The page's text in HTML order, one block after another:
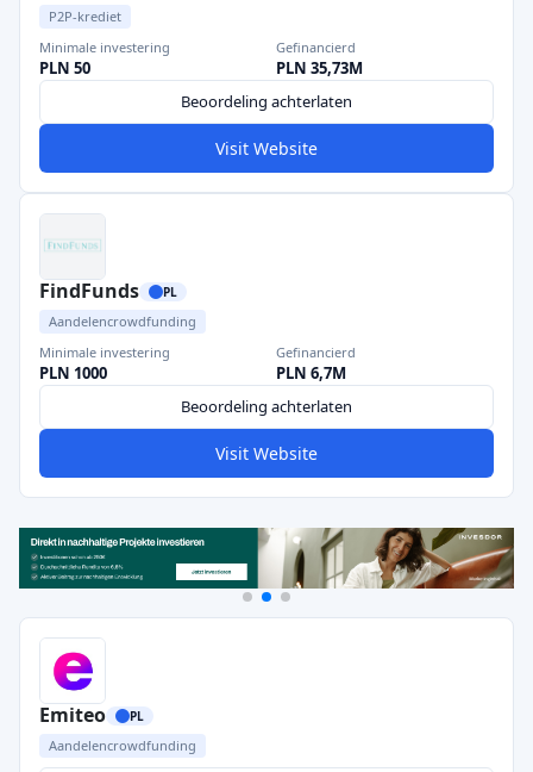
P2P-krediet
Minimale investering
PLN 50
Gefinancierd
PLN 35,73M
Beoordeling achterlaten
Visit Website
FindFunds PL
Aandelencrowdfunding
Minimale investering
PLN 1000
Gefinancierd
PLN 6,7M
Beoordeling achterlaten
Visit Website
Emiteo PL
Aandelencrowdfunding